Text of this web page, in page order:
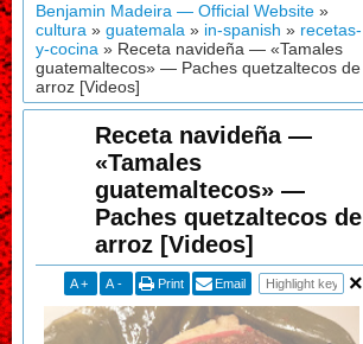
Benjamin Madeira — Official Website »
cultura »guatemala » in-spanish » recetas-
y-cocina » Receta navideña — «Tamales
guatemaltecos» — Paches quetzaltecos de
arroz [Videos]
Receta navideña —
«Tamales
guatemaltecos» —
Paches quetzaltecos de
arroz [Videos]
A + A - Print Email